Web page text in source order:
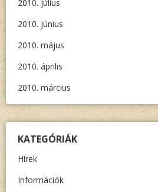
2010. július
2010. június
2010. május
2010. április
2010. március
KATEGÓRIÁK
Hírek
Információk